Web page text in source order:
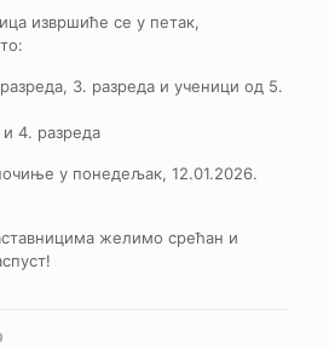
извршиће се у петак,
3. разреда и ученици од 5.
4. разреда
у понедељак, 12.01.2026.
желимо срећан и